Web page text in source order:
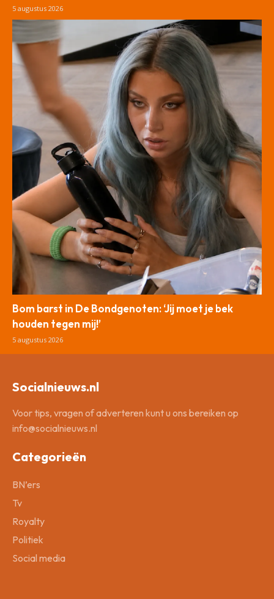
5 augustus 2026
Bom barst in De Bondgenoten: ‘Jij moet je bek
houden tegen mij!’
5 augustus 2026
Socialnieuws.nl
Voor tips, vragen of adverteren kunt u ons bereiken op
info@socialnieuws.nl
Categorieën
BN’ers
Tv
Royalty
Politiek
Social media